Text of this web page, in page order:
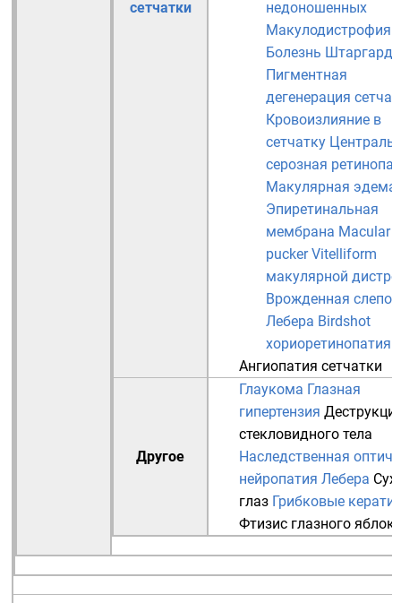
сетчатки
недоношенных
Макулодистрофия
Болезнь
Пигментная
дегенерация
Кровоизлияние в
сетчатку
серозная
Макулярная эдема
Эпиретинальная
мембрана Macular
pucker Vitelliform
макулярной
Врожденная
Лебера Birdshot
хориоретинопатия
Ангиопатия сетчатки
Другое
Глаукома Глазная
гипертензия
стекловидного тела
Наследственная
нейропатия Лебера
глаз Грибковые
Фтизис глазного